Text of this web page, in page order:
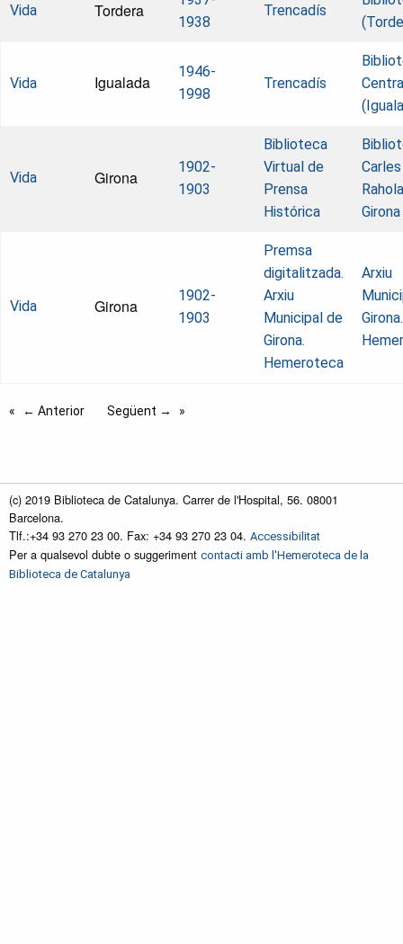
Vida Tordera
1938
Trencadís
Vida Igualada
1946-
1998
Trencadís
Vida Girona
1902-
1903
Biblioteca
Virtual de
Prensa
Histórica
Carles
Girona
Vida Girona
1902-
1903
Premsa
digitalitzada.
Arxiu
Municipal de
Girona.
Hemeroteca
Arxiu
Girona.
← Anterior Següent →
(c) 2019 Biblioteca de Catalunya. Carrer de l'Hospital, 56. 08001
Barcelona.
Tlf.:+34 93 270 23 00. Fax: +34 93 270 23 04. Accessibilitat
Per a qualsevol dubte o suggeriment contacti amb l'Hemeroteca de la
Biblioteca de Catalunya